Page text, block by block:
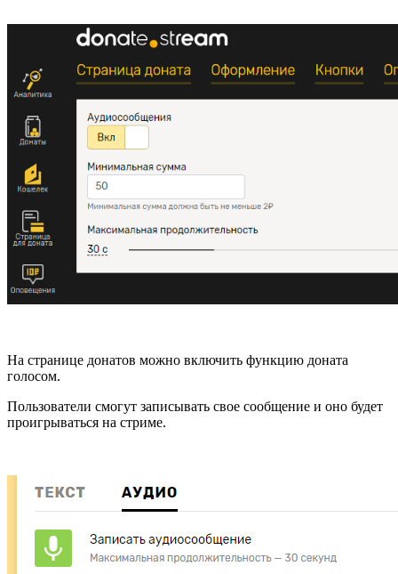
На странице донатов можно включить функцию доната
голосом.
Пользователи смогут записывать свое сообщение и оно будет
проигрываться на стриме.